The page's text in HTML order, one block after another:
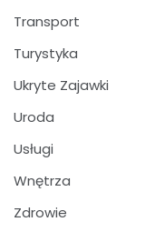
Transport
Turystyka
Ukryte Zajawki
Uroda
Usługi
Wnętrza
Zdrowie